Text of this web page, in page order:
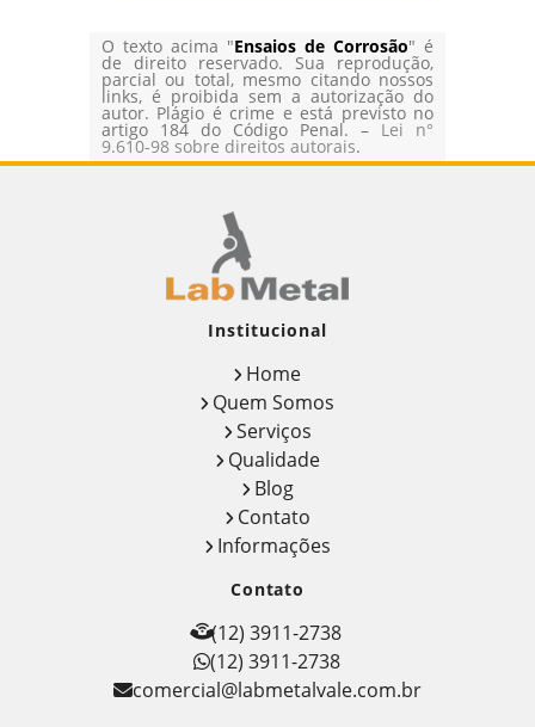
O texto acima "Ensaios de Corrosão" é
de direito reservado. Sua reprodução,
parcial ou total, mesmo citando nossos
links, é proibida sem a autorização do
autor. Plágio é crime e está previsto no
artigo 184 do Código Penal. – Lei n°
9.610-98 sobre direitos autorais.
Institucional
Home
Quem Somos
Serviços
Qualidade
Blog
Contato
Informações
Contato
(12) 3911-2738
(12) 3911-2738
comercial@labmetalvale.com.br